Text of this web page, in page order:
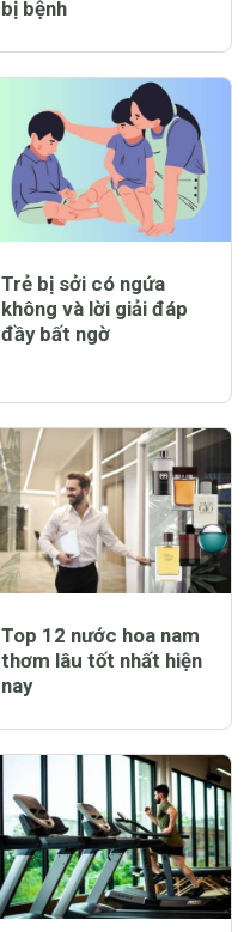
bị bệnh
Trẻ bị sởi có ngứa
không và lời giải đáp
đầy bất ngờ
Top 12 nước hoa nam
thơm lâu tốt nhất hiện
nay